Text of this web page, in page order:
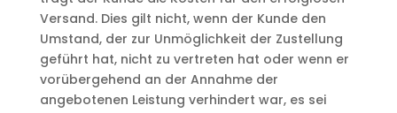
Versand. Dies gilt nicht, wenn der Kunde den
Umstand, der zur Unmöglichkeit der Zustellung
geführt hat, nicht zu vertreten hat oder wenn er
vorübergehend an der Annahme der
angebotenen Leistung verhindert war, es sei